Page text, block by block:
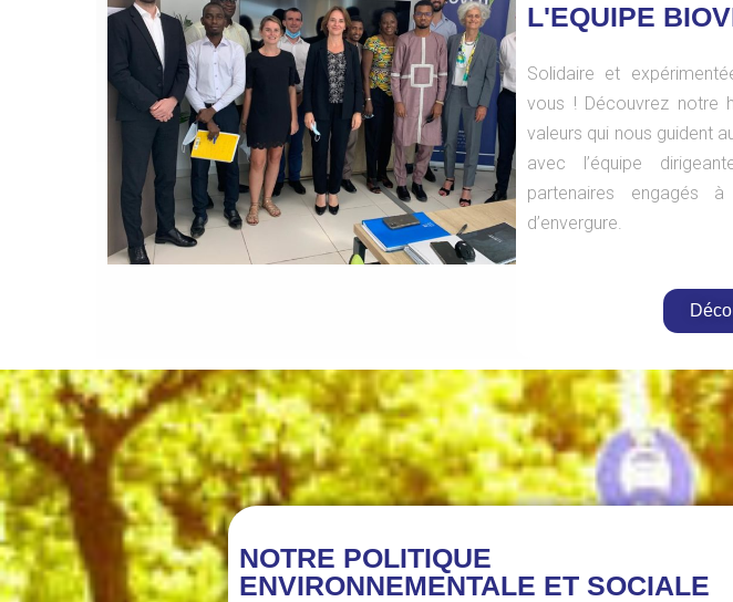
L'EQUIPE
Solidaire et
vous ! Découvrez notre
valeurs qui nous guident
avec l’équipe
partenaires engagés
d’envergure.
NOTRE POLITIQUE
ENVIRONNEMENTALE ET SOCIALE